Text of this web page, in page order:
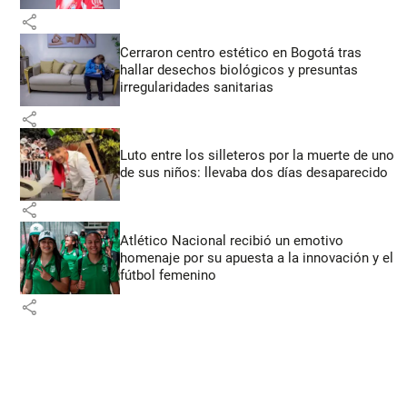
share
Cerraron centro estético en Bogotá tras
hallar desechos biológicos y presuntas
irregularidades sanitarias
share
Luto entre los silleteros por la muerte de uno
de sus niños: llevaba dos días desaparecido
share
Atlético Nacional recibió un emotivo
homenaje por su apuesta a la innovación y el
fútbol femenino
share